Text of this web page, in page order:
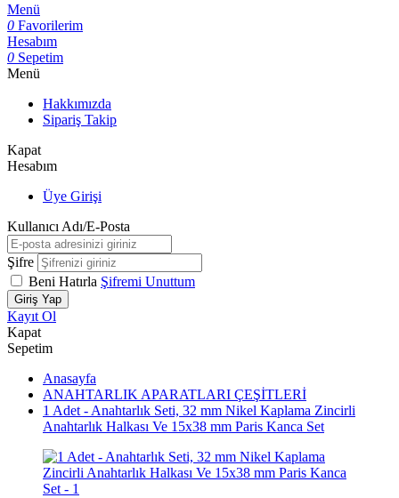
Menü
0 Favorilerim
Hesabım
0 Sepetim
Menü
Hakkımızda
Sipariş Takip
Kapat
Hesabım
Üye Girişi
Kullanıcı Adı/E-Posta
Şifre
Beni Hatırla Şifremi Unuttum
Giriş Yap
Kayıt Ol
Kapat
Sepetim
Anasayfa
ANAHTARLIK APARATLARI ÇEŞİTLERİ
1 Adet - Anahtarlık Seti, 32 mm Nikel Kaplama Zincirli
Anahtarlık Halkası Ve 15x38 mm Paris Kanca Set